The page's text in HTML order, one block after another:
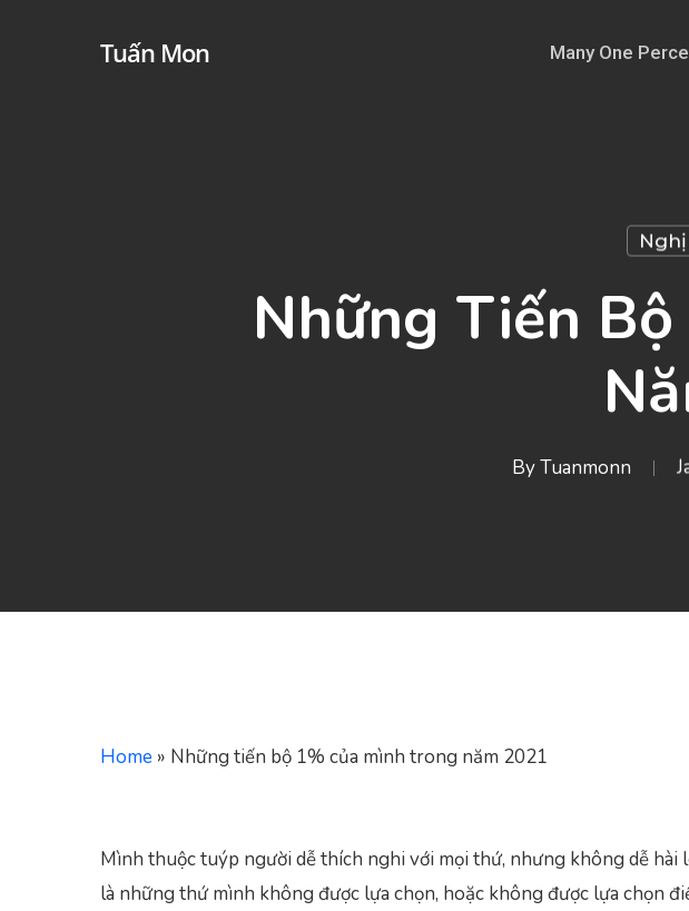
Tuấn Mon Many One
Những Tiến
ByTuanmonn
Home » Những tiến bộ 1% của mình trong năm 2021
Mình thuộc tuýp người dễ thích nghi với mọi thứ, nhưng không dễ
là những thứ mình không được lựa chọn, hoặc không được lựa chọn